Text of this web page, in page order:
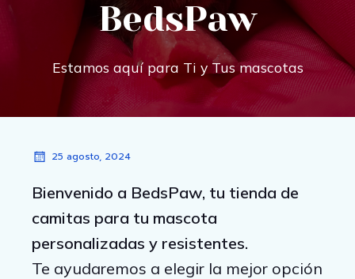
BedsPaw
Estamos aquí para Ti y Tus mascotas
25 agosto, 2024
Bienvenido a BedsPaw, tu tienda de
camitas para tu mascota
personalizadas y resistentes.
Te ayudaremos a elegir la mejor opción